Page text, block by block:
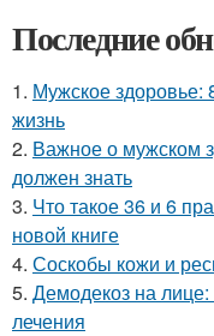
Последние
1. Мужское здоровье:
жизнь
2. Важное о мужском
должен знать
3. Что такое 36 и 6
новой книге
4. Соскобы кожи и
5. Демодекоз на
лечения